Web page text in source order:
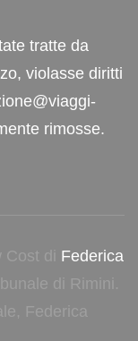
tratte da
violasse diritti
rimosse.
di Federica
di Rimini.
Federica